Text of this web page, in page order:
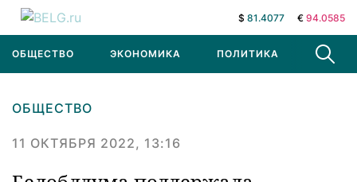
$ 81.4077 € 94.0585
ОБЩЕСТВО ЭКОНОМИКА ПОЛИТИКА В МИРЕ
ОБЩЕСТВО
11 ОКТЯБРЯ 2022, 13:16